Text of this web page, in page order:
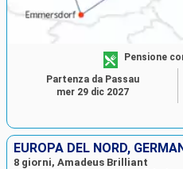
Pensione
Partenza da Passau
mer 29 dic 2027
EUROPA DEL NORD,
8 giorni, Amadeus Brilliant